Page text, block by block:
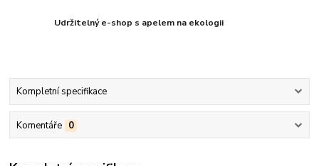
Udržitelný e-shop s apelem na ekologii
Kompletní specifikace
Komentáře 0